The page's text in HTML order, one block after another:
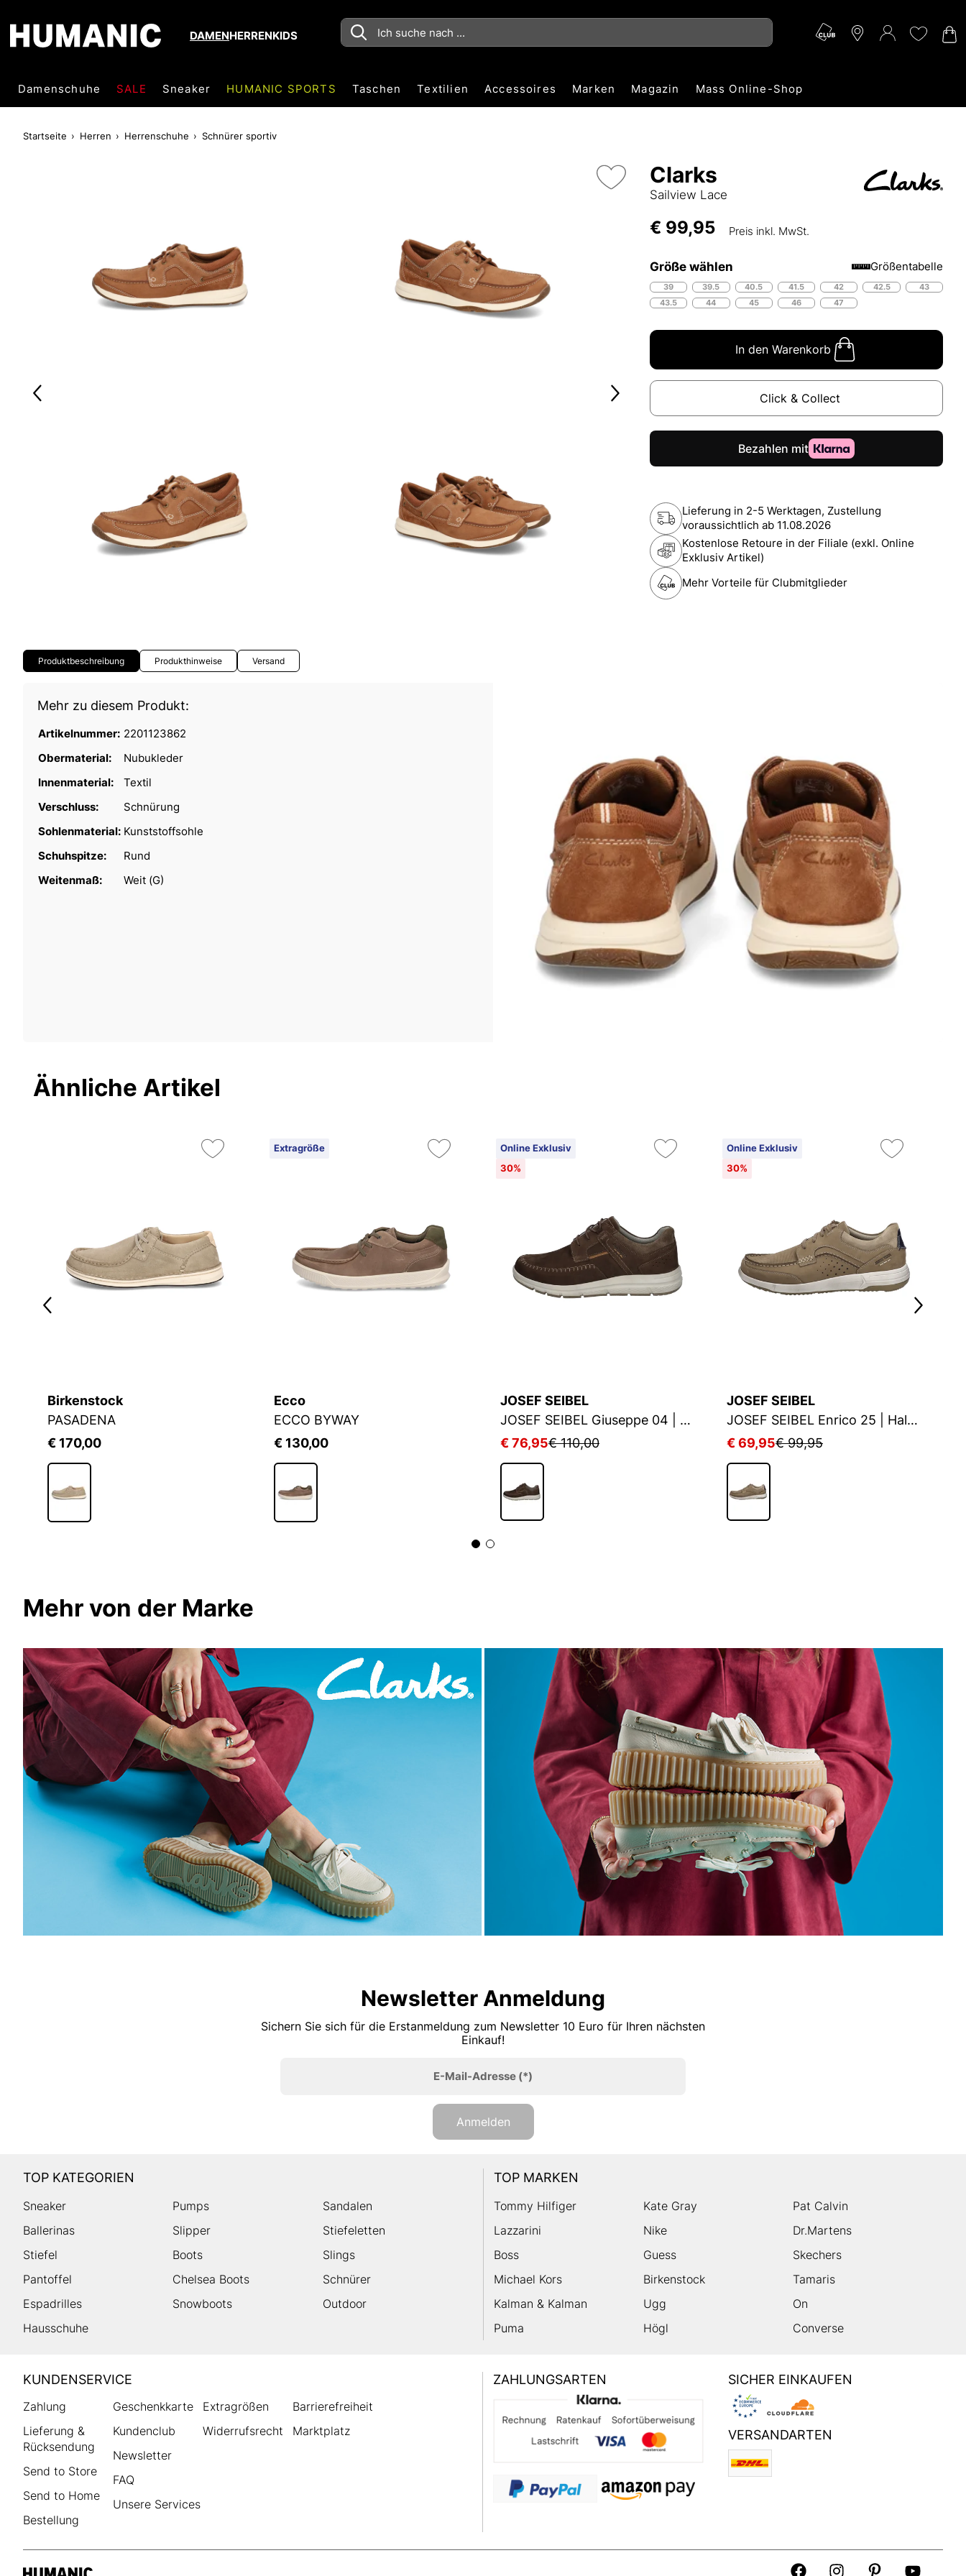
DAMENHERRENKIDS
Damenschuhe SALE Sneaker HUMANIC SPORTS Taschen Textilien Accessoires Marken Magazin Mass Online-Shop
Startseite Herren Herrenschuhe Schnürer sportiv
Clarks
Sailview Lace
€ 99,95 Preis inkl. MwSt.
Größe wählen Größentabelle
39 39.5 40.5 41.5 42 42.5
43
43.5
44 45 46 47
In den Warenkorb
Click & Collect
Lieferung in 2-5 Werktagen, Zustellung
voraussichtlich ab 11.08.2026
Kostenlose Retoure in der Filiale (exkl. Online
Exklusiv Artikel)
Mehr Vorteile für Clubmitglieder
Produktbeschreibung Produkthinweise Versand
Mehr zu diesem Produkt:
Artikelnummer: 2201123862
Obermaterial:
Nubukleder
Innenmaterial:
Textil
Verschluss:
Schnürung
Sohlenmaterial: Kunststoffsohle
Schuhspitze:
Rund
Weitenmaß:
Weit (G)
Ähnliche Artikel
Birkenstock
PASADENA
€ 170,00
Extragröße
Ecco
ECCO BYWAY
€ 130,00
Online Exklusiv
30%
JOSEF SEIBEL
JOSEF SEIBEL Giuseppe 04 | Halbschuh für Herren | Braun
€ 76,95€ 110,00
Online Exklusiv
30%
JOSEF SEIBEL
JOSEF SEIBEL Enrico 25 | Halbschuh für Herren | Beige
€ 69,95€ 99,95
Mehr von der Marke
Newsletter Anmeldung
Sichern Sie sich für die Erstanmeldung zum Newsletter 10 Euro für Ihren nächsten
Einkauf!
E-Mail-Adresse(*)
Anmelden
TOP KATEGORIEN
Sneaker Pumps
Sandalen
Ballerinas
Slipper
Stiefeletten
Stiefel
Boots
Slings
Pantoffel
Chelsea Boots
Schnürer
Espadrilles
Snowboots
Outdoor
Hausschuhe
TOP MARKEN
Tommy Hilfiger Kate Gray
Pat Calvin
Lazzarini
Nike
Dr.Martens
Boss
Guess
Skechers
Michael Kors
Birkenstock
Tamaris
Kalman & Kalman
Ugg
On
Puma
Högl Converse
HUMANIC
Footer
KUNDENSERVICE
Zahlung
Lieferung &
Rücksendung
Send to Store
Send to Home
Bestellung
Geschenkkarte
Kundenclub
Newsletter
FAQ
Unsere Services
Extragrößen
Widerrufsrecht
Barrierefreiheit
Marktplatz
ZAHLUNGSARTEN SICHER EINKAUFEN
VERSANDARTEN